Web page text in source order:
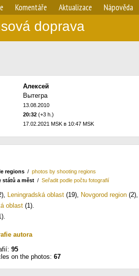
Komentáře Aktualizace Nápověda
doprava
Алексей
Вытегра
13.08.2010
20:32 (+3 h.)
17.02.2021 MSK в 10:47 MSK
regions / photos by shooting regions
států a měst / Seřadit podle počtu fotografií
, Leningradská oblast (19), Novgorod region (2)
oblast (1).
.
autora
95
on the photos: 67